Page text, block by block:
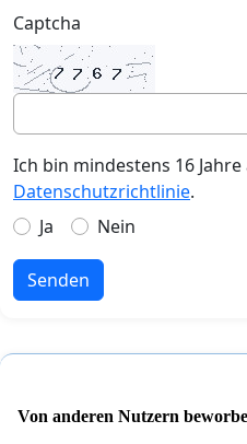
Captcha
Ich bin mindestens 16
Datenschutzrichtlinie.
Ja
Nein
Senden
Von anderen Nutzern